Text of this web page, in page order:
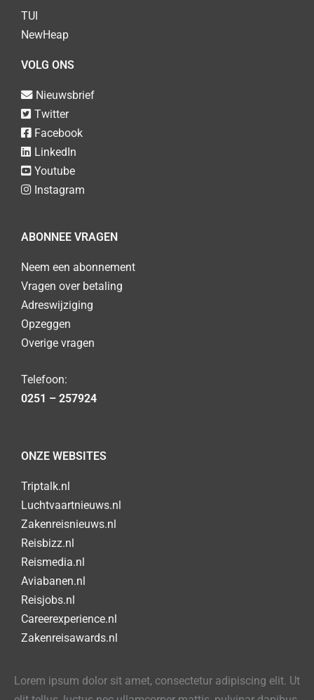
TUI
NewHeap
VOLG ONS
Nieuwsbrief
Twitter
Facebook
LinkedIn
Youtube
Instagram
ABONNEE VRAGEN
Neem een abonnement
Vragen over betaling
Adreswijziging
Opzeggen
Overige vragen
Telefoon:
0251 – 257924
ONZE WEBSITES
Triptalk.nl
Luchtvaartnieuws.nl
Zakenreisnieuws.nl
Reisbizz.nl
Reismedia.nl
Aviabanen.nl
Reisjobs.nl
Careerexperience.nl
Zakenreisawards.nl
Lorem ipsum dolor sit amet, consectetur adipiscing elit. Ut